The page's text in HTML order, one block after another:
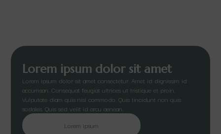
Lorem ipsum dolor sit amet
Lorem ipsum dolor sit amet consectetur. Amet id dignissim id
accumsan. Consequat feugiat ultrices ut tristique et proin.
Vulputate diam quis nisl commodo. Quis tincidunt non quis
sodales. Quis sed velit id arcu aenean.
Lorem ipsum